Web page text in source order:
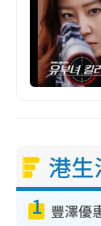
港生
1